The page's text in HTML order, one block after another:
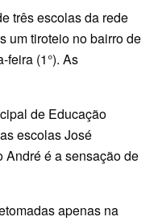
três escolas da rede
um tiroteio no bairro de
feira (1°). As
de Educação
escolas José
é a sensação de
apenas na